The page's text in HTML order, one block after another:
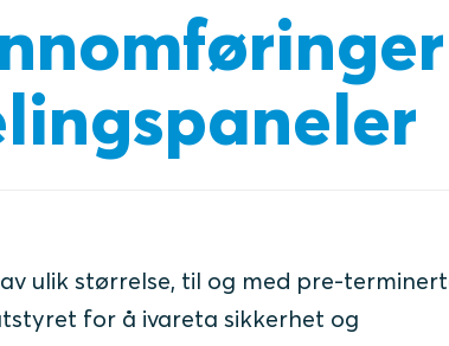
ulik størrelse, til og med pre-
for å ivareta sikkerhet og